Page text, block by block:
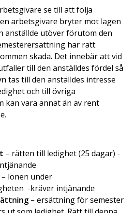
se till att följa
arbetsgivare bryter mot lagen
anställde utöver förutom den
har rätt
skada. Det innebär att vid
till den anställdes fördel så
tas till den anställdes intresse
och till övriga
kan vara annat än av rent
– rätten till ledighet (25 dagar) -
– lönen under
-kräver intjänande
– ersättning för semester